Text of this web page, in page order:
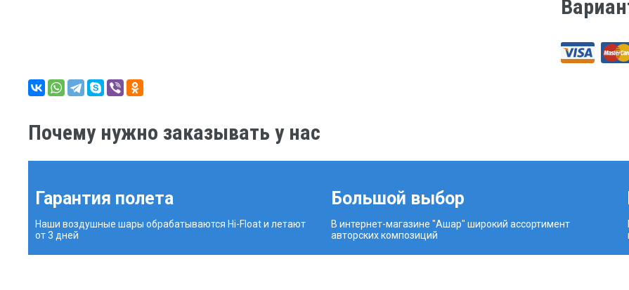
Почему нужно заказывать у нас
Гарантия полета
Наши воздушные шары обрабатываются Hi-Float и летают
от 3 дней
Большой выбор
В интернет-магазине "Ашар" широкий ассортимент
авторских композиций